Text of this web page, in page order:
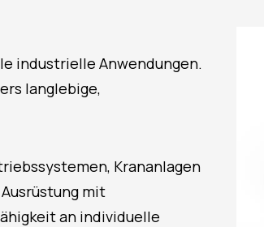
industrielle Anwendungen.
langlebige,
Krananlagen
mit
an individuelle